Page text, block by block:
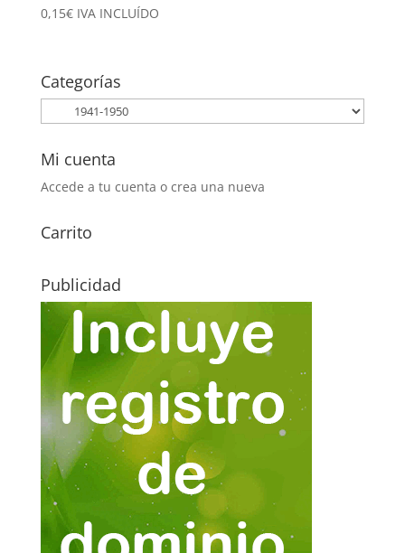
0,15€ IVA INCLUÍDO
Categorías
Mi cuenta
Accede a tu cuenta o crea una nueva
Carrito
Publicidad